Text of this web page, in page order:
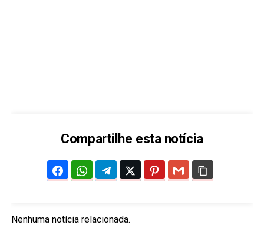
Compartilhe esta notícia
Nenhuma notícia relacionada.